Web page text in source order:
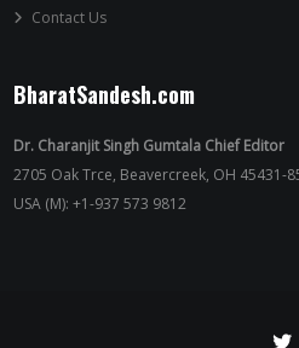
Contact Us
BharatSandesh.com
Dr. Charanjit Singh Gumtala Chief Editor
2705 Oak Trce, Beavercreek, OH 45431-
USA (M): +1-937 573 9812